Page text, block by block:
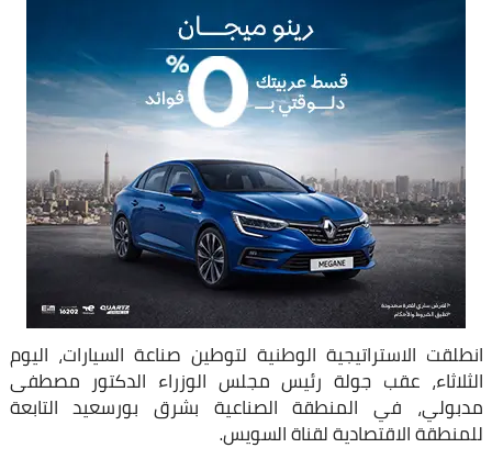
انطلقت الاستراتيجية الوطنية لتوطين صناعة السيارات، اليوم
الثلاثاء، عقب جولة رئيس مجلس الوزراء الدكتور مصطفى
مدبولي، في المنطقة الصناعية بشرق بورسعيد التابعة
للمنطقة الاقتصادية لقناة السويس.